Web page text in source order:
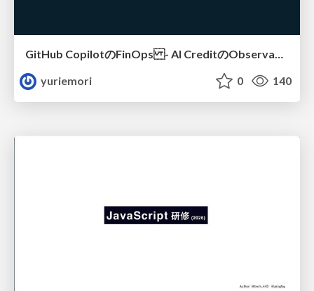
yuriemori
0 140